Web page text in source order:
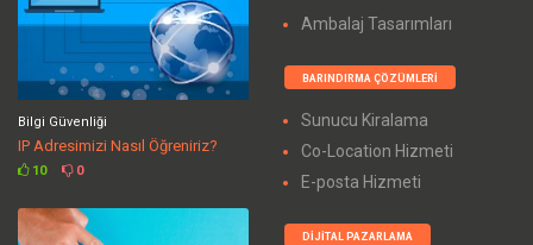
Bilgi Güvenliği
IP Adresimizi Nasıl Öğreniriz?
10 0
Ambalaj Tasarımları
BARINDIRMA ÇÖZÜMLERI
Sunucu Kiralama
Co-Location Hizmeti
E-posta Hizmeti
DIJITAL PAZARLAMA